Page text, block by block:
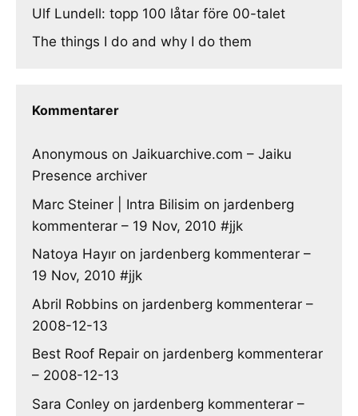
Ulf Lundell: topp 100 låtar före 00-talet
The things I do and why I do them
Kommentarer
Anonymous on Jaikuarchive.com – Jaiku
Presence archiver
Marc Steiner | Intra Bilisim on jardenberg
kommenterar – 19 Nov, 2010 #jjk
Natoya Hayır on jardenberg kommenterar –
19 Nov, 2010 #jjk
Abril Robbins on jardenberg kommenterar –
2008-12-13
Best Roof Repair on jardenberg kommenterar
– 2008-12-13
Sara Conley on jardenberg kommenterar –